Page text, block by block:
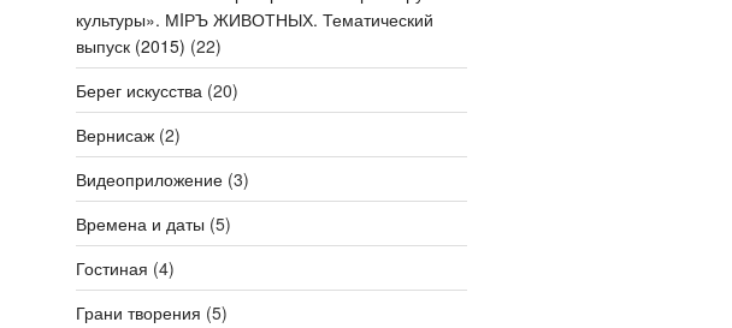
культуры». МIРЪ ЖИВОТНЫХ. Тематический
выпуск (2015) (22)
Берег искусства (20)
Вернисаж(2)
Видеоприложение(3)
Времена и даты (5)
Гостиная (4)
Грани творения (5)